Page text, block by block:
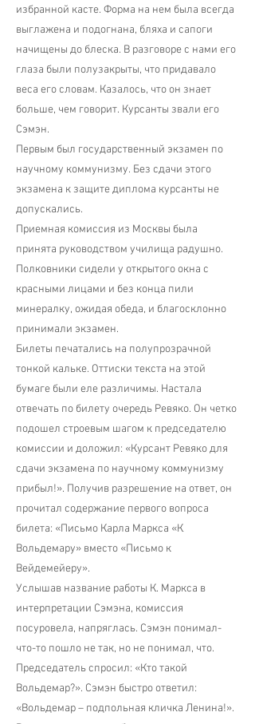
избранной касте. Форма на нем была всегда
выглажена и подогнана, бляха и сапоги
начищены до блеска. В разговоре с нами его
глаза были полузакрыты, что придавало
веса его словам. Казалось, что он знает
больше, чем говорит. Курсанты звали его
Сэмэн.
Первым был государственный экзамен по
научному коммунизму. Без сдачи этого
экзамена к защите диплома курсанты не
допускались.
Приемная комиссия из Москвы была
принята руководством училища радушно.
Полковники сидели у открытого окна с
красными лицами и без конца пили
минералку, ожидая обеда, и благосклонно
принимали экзамен.
Билеты печатались на полупрозрачной
тонкой кальке. Оттиски текста на этой
бумаге были еле различимы. Настала
отвечать по билету очередь Ревяко. Он четко
подошел строевым шагом к председателю
комиссии и доложил: «Курсант Ревяко для
сдачи экзамена по научному коммунизму
прибыл!». Получив разрешение на ответ, он
прочитал содержание первого вопроса
билета: «Письмо Карла Маркса «К
Вольдемару» вместо «Письмо к
Вейдемейеру».
Услышав название работы К. Маркса в
интерпретации Сэмэна, комиссия
посуровела, напряглась. Сэмэн понимал-
что-то пошло не так, но не понимал, что.
Председатель спросил: «Кто такой
Вольдемар?». Сэмэн быстро ответил:
«Вольдемар – подпольная кличка Ленина!».